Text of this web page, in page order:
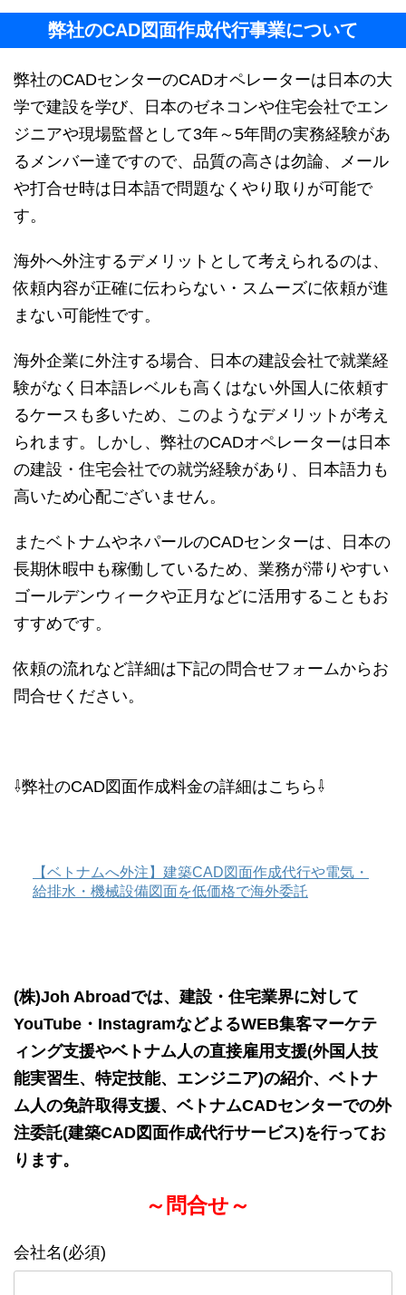
弊社のCAD図面作成代行事業について
弊社のCADセンターのCADオペレーターは日本の大
学で建設を学び、日本のゼネコンや住宅会社でエン
ジニアや現場監督として3年～5年間の実務経験があ
るメンバー達ですので、品質の高さは勿論、メール
や打合せ時は日本語で問題なくやり取りが可能で
す。
海外へ外注するデメリットとして考えられるのは、
依頼内容が正確に伝わらない・スムーズに依頼が進
まない可能性です。
海外企業に外注する場合、日本の建設会社で就業経
験がなく日本語レベルも高くはない外国人に依頼す
るケースも多いため、このようなデメリットが考え
られます。しかし、弊社のCADオペレーターは日本
の建設・住宅会社での就労経験があり、日本語力も
高いため心配ございません。
またベトナムやネパールのCADセンターは、日本の
長期休暇中も稼働しているため、業務が滞りやすい
ゴールデンウィークや正月などに活用することもお
すすめです。
依頼の流れなど詳細は下記の問合せフォームからお
問合せください。
⇩弊社のCAD図面作成料金の詳細はこちら⇩
【ベトナムへ外注】建築CAD図面作成代行や電気・
給排水・機械設備図面を低価格で海外委託
(株)Joh Abroadでは、建設・住宅業界に対して
YouTube・InstagramなどよるWEB集客マーケテ
ィング支援やベトナム人の直接雇用支援(外国人技
能実習生、特定技能、エンジニア)の紹介、ベトナ
ム人の免許取得支援、ベトナムCADセンターでの外
注委託(建築CAD図面作成代行サービス)を行ってお
ります。
～問合せ～
会社名(必須)